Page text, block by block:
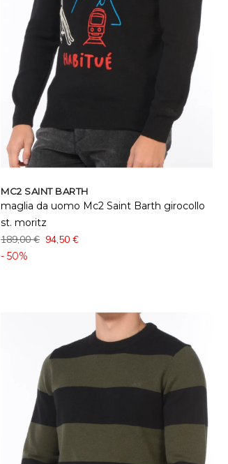
MC2 SAINT BARTH
maglia da uomo Mc2 Saint Barth girocollo
st. moritz
189,00 € 94,50 €
- 50%